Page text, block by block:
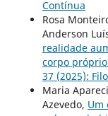
Contínua
Rosa
Anderson
realidade
corpo próprio
37 (2025):
Maria
Azevedo, Um